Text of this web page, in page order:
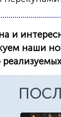
и
наши